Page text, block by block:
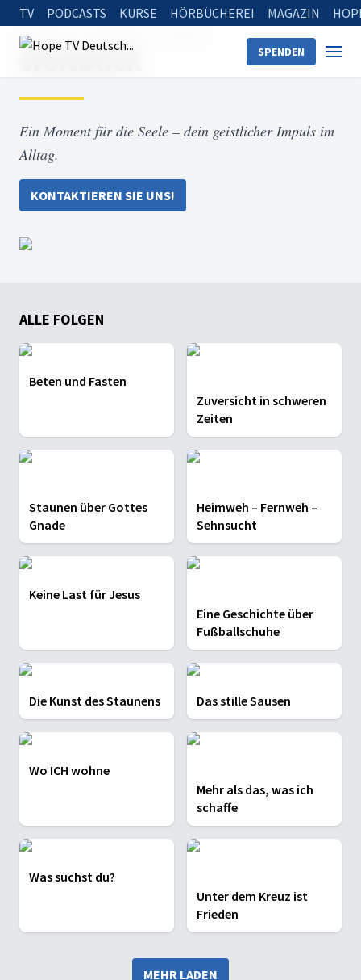
TV PODCASTS KURSE HÖRBÜCHEREI MAGAZIN
SPENDEN
Startseite
Weitblick
Ein Moment für die Seele – dein geistlicher Impuls im
Alltag.
KONTAKTIEREN SIE UNS!
ALLE FOLGEN
Beten und Fasten
Zuversicht in schweren
Zeiten
Staunen über Gottes
Gnade
Heimweh – Fernweh –
Sehnsucht
Keine Last für Jesus
Eine Geschichte über
Fußballschuhe
Die Kunst des Staunens Das stille Sausen
Wo ICH wohne
Mehr als das, was ich
schaffe
Was suchst du?
Unter dem Kreuz ist
Frieden
MEHR LADEN